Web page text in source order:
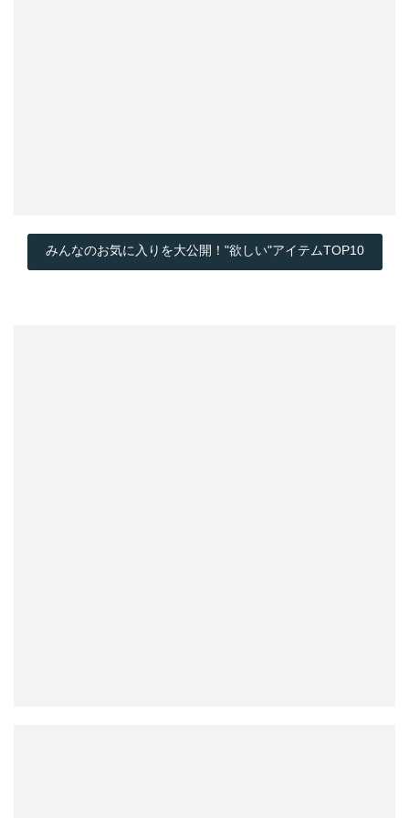
みんなのお気に入りを大公開！"欲しい"アイテムTOP10